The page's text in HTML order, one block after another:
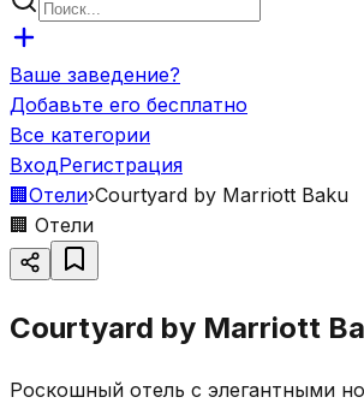
Ваше заведение?
Добавьте его бесплатно
Все категории
ВходРегистрация
🏢 Отели›Courtyard by Marriott Baku
🏢 Отели
Courtyard by Marriott
Роскошный отель с элегантными